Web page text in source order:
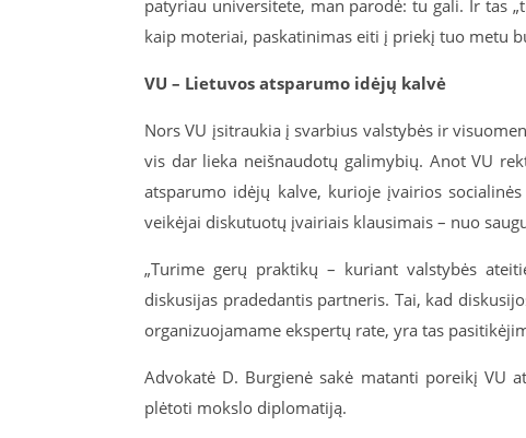
patyriau universitete, man parodė: tu gali. Ir tas
kaip moteriai, paskatinimas eiti į priekį tuo metu
VU – Lietuvos atsparumo idėjų kalvė
Nors VU įsitraukia į svarbius valstybės ir
vis dar lieka neišnaudotų galimybių. Anot VU
atsparumo idėjų kalve, kurioje įvairios
veikėjai diskutuotų įvairiais klausimais – nuo
„Turime gerų praktikų – kuriant valstybės
diskusijas pradedantis partneris. Tai, kad
organizuojamame ekspertų rate, yra tas
Advokatė D. Burgienė sakė matanti poreikį VU
plėtoti mokslo diplomatiją.